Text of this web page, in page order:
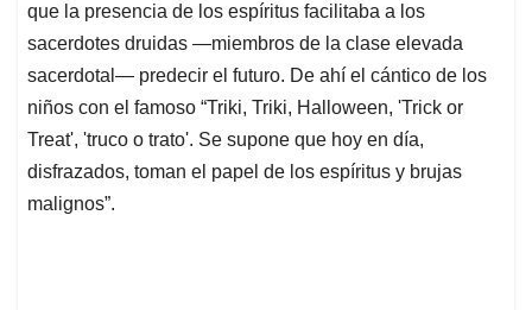
que la presencia de los espíritus facilitaba a los
sacerdotes druidas —miembros de la clase elevada
sacerdotal— predecir el futuro. De ahí el cántico de los
niños con el famoso “Triki, Triki, Halloween, 'Trick or
Treat', 'truco o trato'. Se supone que hoy en día,
disfrazados, toman el papel de los espíritus y brujas
malignos”.